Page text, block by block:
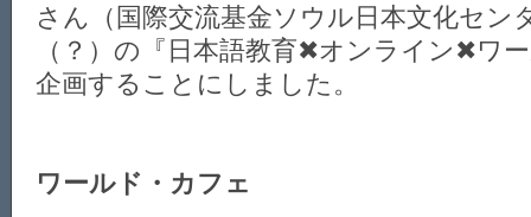
さん（国際交流基金ソウル日本文化セン
（？）の『日本語教育✖オンライン✖ワ
企画することにしました。
ワールド・カフェ